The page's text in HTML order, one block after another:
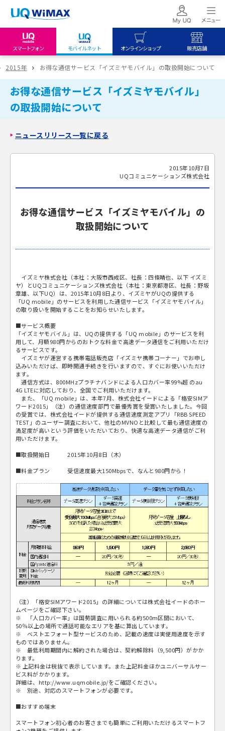
スマートフォン モバイルネット オンラインショップ 販売店舗
my UQ WiMAX
UQ WiMAX ご契約の方
My UQ mobile
UQ mobile ご契約の方
UQ mobile
UQ mobile
オンラインショップ
UQ WiMAX
オンラインショップ
UQ mobile
販売店舗
UQ WiMAX
販売店舗
2015年 お得な通信サービス「イズミヤモバイル」の取扱開始について
お得な通信サービス「イズミヤモバイル」
の取扱開始について
ニュースリリース一覧に戻る
2015年10月7日
UQコミュニケーションズ株式会社
お得な通信サービス「イズミヤモバイル」の
取扱開始について
イズミヤ株式会社（本社：大阪市西成区、社長：四條晴也、以下 イズミ
ヤ）とUQコミュニケーションズ株式会社（本社：東京都港区、社長：野坂
章雄、以下UQ）は、2015年10月8日より、イズミヤがUQの提供する
「UQ mobile」のサービスを利用した通信サービス「イズミヤモバイル」
の取り扱いを開始することをお知らせいたします。
■サービス概要
「イズミヤモバイル」は、UQの提供する「UQ mobile」のサービスを利
用して、月額980円からのおトクな料金で高速データ通信をご利用いただけ
るサービスです。
イズミヤが運営する携帯電話販売店「イズミヤ携帯コーナー」でお申し
込みいただけば、即時開通手続きを行いますので、すぐにお使いいただけ
ます。
通信方式は、800MHzプラチナバンドによる人口カバー率99%超 のau
4G LTEに対応しており、全国でご利用いただけます。
また、「UQ mobile」は、本年7月、株式会社イードによる「格安SIMア
ワード2015」（注）の通信速度部門で最優秀賞を受賞いたしました。今回
の受賞では、株式会社イードが提供する通信速度測定アプリ「RBB SPEED
TEST」のユーザー調査において、他社のMVNOと比較して最も通信速度の
満足度が高いという評価をいただいており、快適な高速データ通信がご利
用いただけます。
■取扱開始日 2015年10月8日（木）
■料金プラン 受信速度最大150Mbpsで、なんと980円から！
（注）「格安SIMアワード2015」の詳細については株式会社イードのホー
ムページをご確認下さい。
※ 「人口カバー率」は国勢調査に用いられる約500m区間において、
50％以上の場所で通話可能なエリアを基に算出しています。
※ ベストエフォート型サービスのため、記載の速度は実使用速度を示す
ものではありません。
※ 最低利用期間内に解約された場合は、契約解除料（9,500円）がかか
ります。
※ 上記料金は税抜で表示しています。また上記料金ほかユニバーサルサー
ビス料がかかります。
詳細は、http://www.uqmobile.jp/をご確認ください。
※ 別途、対応のスマートフォンが必要です。
■おすすめ端末
スマートフォン初心者のお客さまでも簡単にご利用いただけるスマートフ